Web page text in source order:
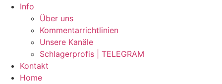
Info
Über uns
Kommentarrichtlinien
Unsere Kanäle
Schlagerprofis | TELEGRAM
Kontakt
Home